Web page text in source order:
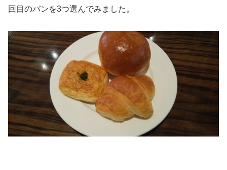
回目のパンを3つ選んでみました。